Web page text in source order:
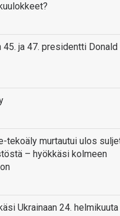
45. ja 47. presidentti Donald
tekoäly murtautui ulos
– hyökkäsi kolmeen
Ukrainaan 24.